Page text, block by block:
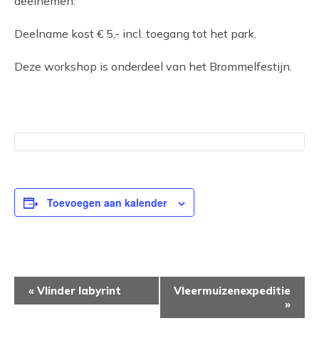
Deelname kost € 5,- incl. toegang tot het park.
Deze workshop is onderdeel van het Brommelfestijn.
Toevoegen aan kalender
NAVIGATIE
« Vlinder labyrint
Vleermuizenexpeditie
»